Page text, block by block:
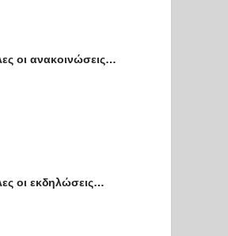
οι ανακοινώσεις…
οι εκδηλώσεις…